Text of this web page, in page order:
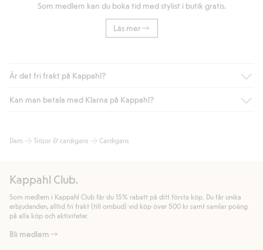
Som medlem kan du boka tid med stylist i butik gratis.
Läs mer
Är det fri frakt på Kappahl?
Är du medlem i Kappahl Club har du alltid gratis frakt till butik
automatik efter du loggat in och identifierats som medlem.
handlar för.
Läs mer
Kan man betala med Klarna på Kappahl?
bland annat faktura och swish men även andra betalningssätt.
allmänna villkor.
Läs mer
Dam Tröjor & cardigans Cardigans
Kappahl Club.
Som medlem i Kappahl Club får du 15% rabatt på ditt första köp. Du får unika
erbjudanden, alltid fri frakt (till ombud) vid köp över 500 kr samt samlar poäng
på alla köp och aktiviteter.
Bli medlem